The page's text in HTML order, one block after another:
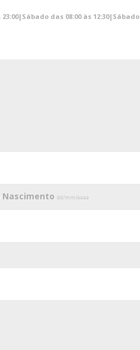
das 08:00 às 12:30|Sábado
Nascimento dd/mm/aaaa